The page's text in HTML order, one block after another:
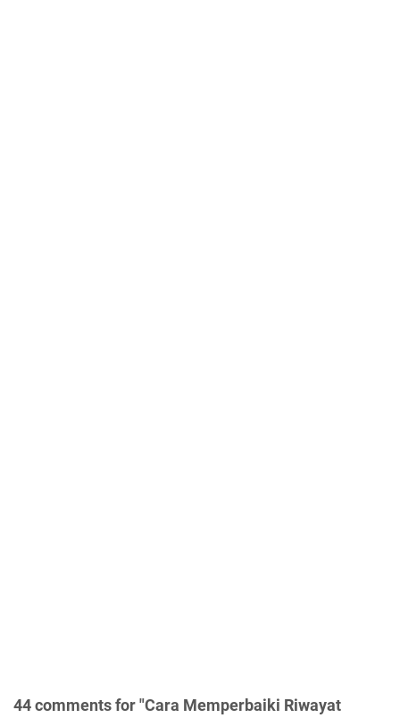
44 comments for "Cara Memperbaiki Riwayat